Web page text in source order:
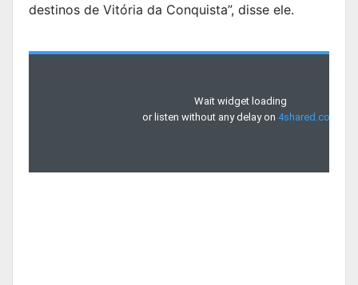
destinos de Vitória da Conquista”, disse ele.